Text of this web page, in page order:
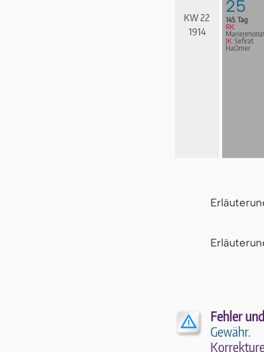
KW 22
1914
25
145. Tag
RK:
JK: Sefirat
HaOmer
Fehler
Gewähr.